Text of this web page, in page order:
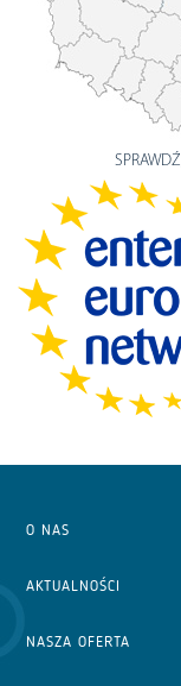
SPRAWDŹ
O NAS
AKTUALNOŚCI
NASZA OFERTA